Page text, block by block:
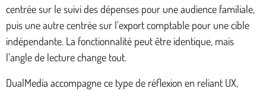
centrée sur le suivi des dépenses pour une audience familiale,
puis une autre centrée sur l’export comptable pour une cible
indépendante. La fonctionnalité peut être identique, mais
l’angle de lecture change tout.
DualMedia accompagne ce type de réflexion en reliant UX,